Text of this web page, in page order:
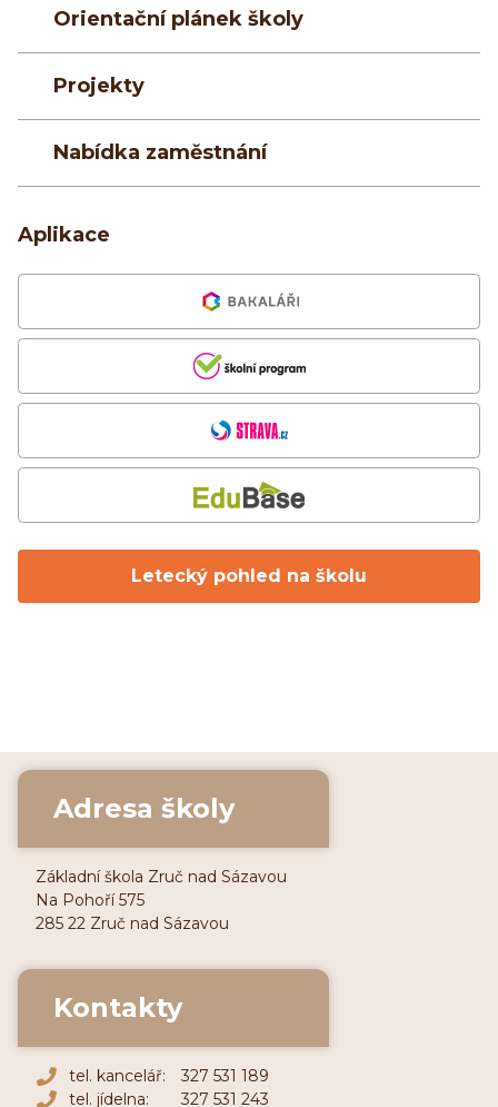
Orientační plánek školy
Projekty
Nabídka zaměstnání
Aplikace
Letecký pohled na školu
Adresa školy
Základní škola Zruč nad Sázavou
Na Pohoří 575
285 22 Zruč nad Sázavou
Kontakty
tel. kancelář:
327 531 189
tel. jídelna:
327 531 243